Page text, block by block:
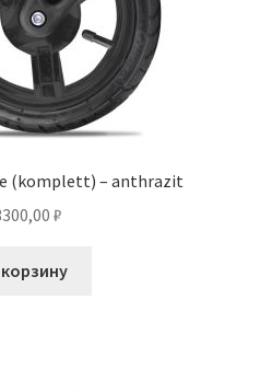
(komplett) – anthrazit
₽